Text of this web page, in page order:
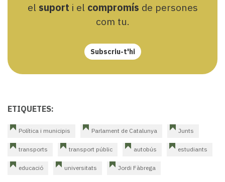
el suport i el compromís de persones
com tu.
Subscriu-t'hi
ETIQUETES:
Política i municipis Parlament de Catalunya Junts
transports transport públic autobús estudiants
educació universitats Jordi Fàbrega